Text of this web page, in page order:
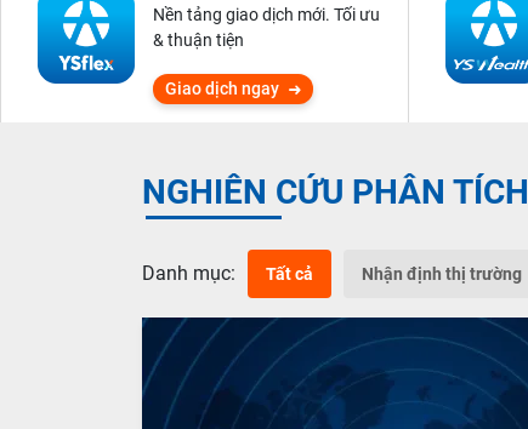
Nền tảng giao dịch mới. Tối ưu
& thuận tiện
Giao dịch ngay
NGHIÊN CỨU PHÂN TÍCH
Danh mục: Tất cả Nhận định thị trường